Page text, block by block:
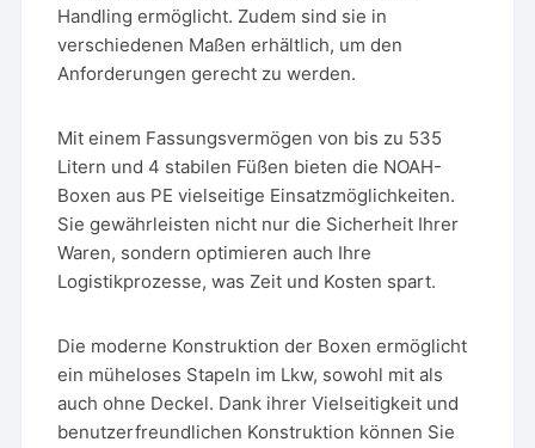
Handling ermöglicht. Zudem sind sie in
verschiedenen Maßen erhältlich, um den
Anforderungen gerecht zu werden.
Mit einem Fassungsvermögen von bis zu 535
Litern und 4 stabilen Füßen bieten die NOAH-
Boxen aus PE vielseitige Einsatzmöglichkeiten.
Sie gewährleisten nicht nur die Sicherheit Ihrer
Waren, sondern optimieren auch Ihre
Logistikprozesse, was Zeit und Kosten spart.
Die moderne Konstruktion der Boxen ermöglicht
ein müheloses Stapeln im Lkw, sowohl mit als
auch ohne Deckel. Dank ihrer Vielseitigkeit und
benutzerfreundlichen Konstruktion können Sie